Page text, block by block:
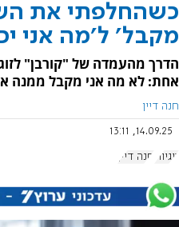
כשהחלפתי את
מקבל' ל'מה אני
הדרך מהעמדה של "קורבן"
אחת: לא מה אני מקבל ממנה
חנה דיין
14.09.25, 13:11
זוגיות חנה דיין